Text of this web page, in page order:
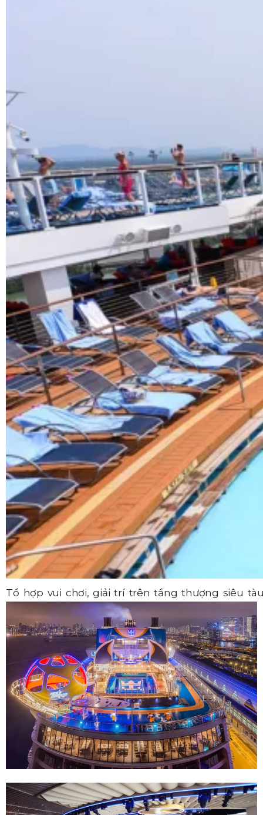
Tổ hợp vui chơi, giải trí trên tầng thượng siêu